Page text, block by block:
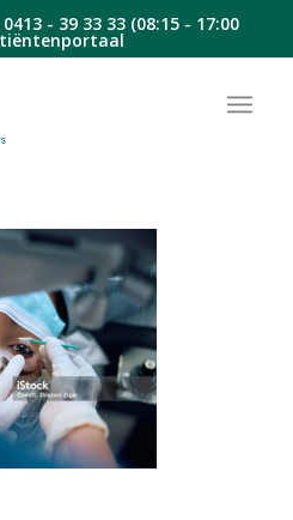
0413 - 39 33 33(08:15 - 17:00